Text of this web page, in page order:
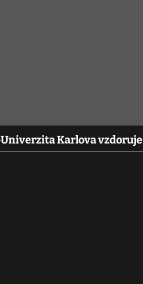
Univerzita Karlova